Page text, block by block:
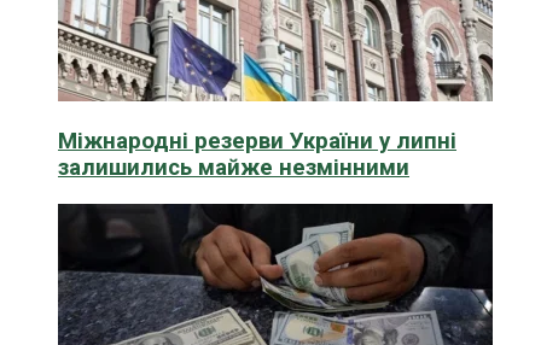
Міжнародні резерви України у липні
залишились майже незмінними